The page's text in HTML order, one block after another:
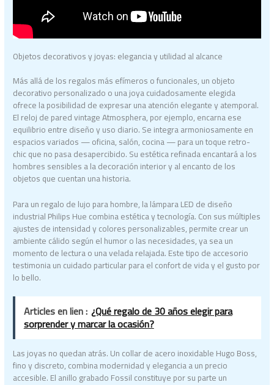
Objetos decorativos y joyas: elegancia y utilidad al alcance
Más allá de los regalos más efímeros o funcionales, un objeto
decorativo personalizado o una joya cuidadosamente elegida
ofrece la posibilidad de expresar una atención elegante y atemporal.
El reloj de pared vintage Atmosphera, por ejemplo, encarna ese
equilibrio entre diseño y uso diario. Se integra armoniosamente en
espacios variados — oficina, salón, cocina — para un toque retro-
chic que no pasa desapercibido. Su estética refinada encantará a los
hombres sensibles a la decoración interior y al encanto de los
objetos que cuentan una historia.
Para un regalo de lujo para hombre, la lámpara LED de diseño
industrial Philips Hue combina estética y tecnología. Con sus múltiples
ajustes de intensidad y colores personalizables, permite crear un
ambiente cálido según el humor o las necesidades, ya sea un
momento de lectura o una velada relajada. Este tipo de accesorio
testimonia un cuidado particular para el confort de vida y el gusto por
lo bello.
Articles en lien : ¿Qué regalo de 30 años elegir para
sorprender y marcar la ocasión?
Las joyas no quedan atrás. Un collar de acero inoxidable Hugo Boss,
fino y discreto, combina modernidad y elegancia a un precio
accesible. El anillo grabado Fossil constituye por su parte un